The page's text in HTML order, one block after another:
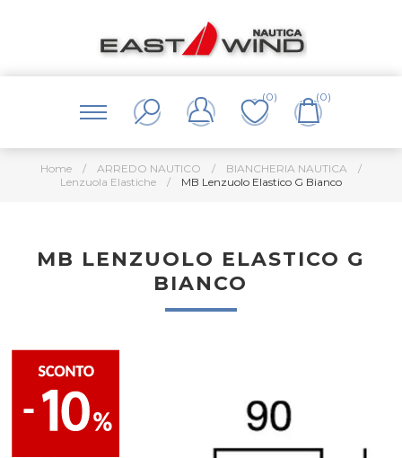
(0) (0)
Home / ARREDO NAUTICO / BIANCHERIA NAUTICA
/
Lenzuola Elastiche
/ MB Lenzuolo Elastico G Bianco
MB LENZUOLO ELASTICO G
BIANCO